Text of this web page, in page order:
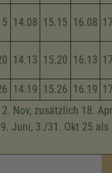
14.08 15.15 16.08
14.13 15.20 16.13
14.19 15.26 16.19
Nov, zusätzlich 18.
Juni, 3./31. Okt 25 als